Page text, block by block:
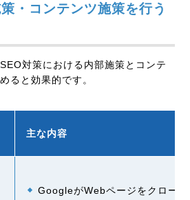
・コンテンツ施策を行う
対策における内部施策とコンテ
ると効果的です。
主な内容
GoogleがWebページをクロー